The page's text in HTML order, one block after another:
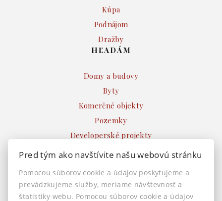
Kúpa
Podnájom
Dražby
HĽADÁM
Domy a budovy
Byty
Komerčné objekty
Pozemky
Developerské projekty
Ostatné
INFO
Makléri
Pred tým ako navštívite našu webovú stránku
Pomocou súborov cookie a údajov poskytujeme a
prevádzkujeme služby, meriame návštevnosť a
štatistiky webu. Pomocou súborov cookie a údajov